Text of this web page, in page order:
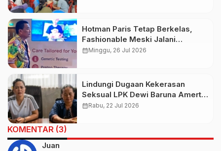
Hotman Paris Tetap Berkelas,
Fashionable Meski Jalani
Pemulihan Kesehatan
calendar_monthMinggu, 26 Jul 2026
Lindungi Dugaan Kekerasan
Seksual LPK Dewi Baruna Amerta
Sari, CEO PT Sri Dewi Baruna Beri
calendar_monthRabu, 22 Jul 2026
KOMENTAR (3)
Juan